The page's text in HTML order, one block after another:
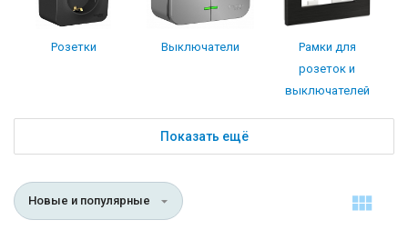
Розетки Выключатели
Рамки для
розеток и
выключателей
Показать ещё
Новые и популярные